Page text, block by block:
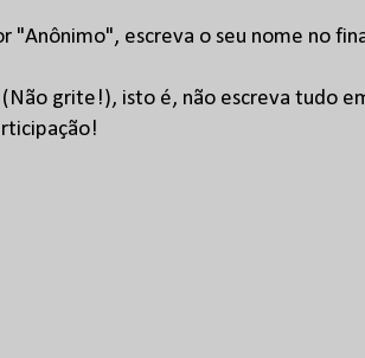
"Anônimo", escreva o seu nome no
(Não grite!), isto é, não escreva tudo